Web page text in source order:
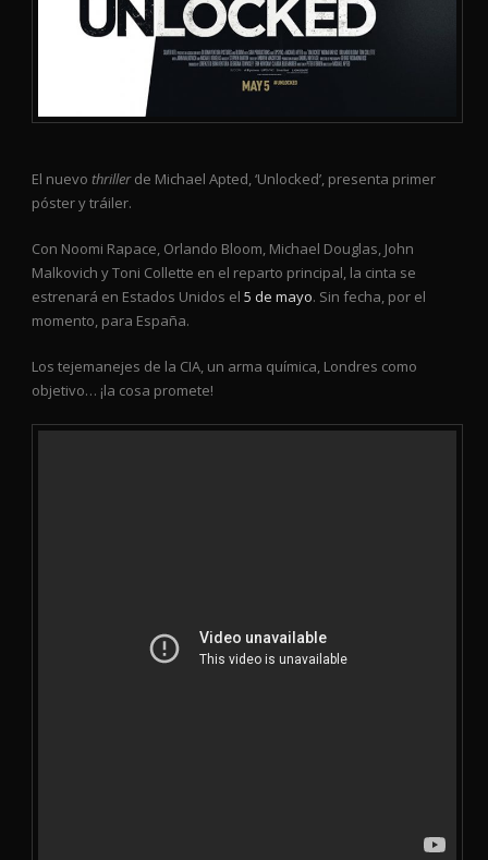
El nuevo thrillerde Michael Apted, ‘Unlocked’, presenta primer
póster y tráiler.
Con Noomi Rapace, Orlando Bloom, Michael Douglas, John
Malkovich y Toni Collette en el reparto principal, la cinta se
estrenará en Estados Unidos el 5 de mayo. Sin fecha, por el
momento, para España.
Los tejemanejes de la CIA, un arma química, Londres como
objetivo… ¡la cosa promete!